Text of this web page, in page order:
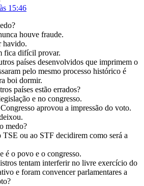
15:46
houve fraude.
havido.
fica difícil provar.
países desenvolvidos que imprimem o
pelo mesmo processo histórico é
boi dormir.
países estão errados?
e no congresso.
aprovou a impressão do voto.
medo?
TSE ou ao STF decidirem como será a
é o povo e o congresso.
tentam interferir no livre exercício do
e foram convencer parlamentares a